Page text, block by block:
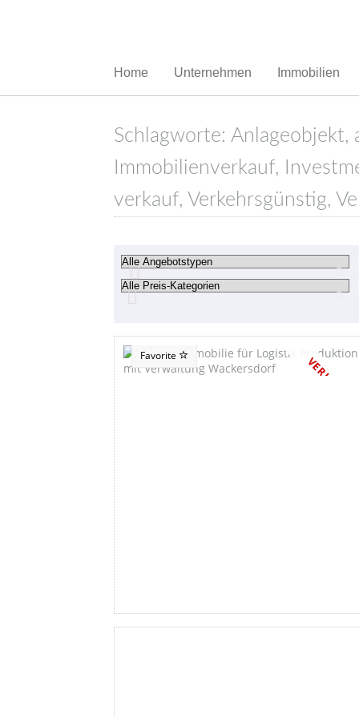
Home Unternehmen Immobilien
Schlagworte: Anlageobjekt,
Immobilienverkauf,
verkauf, Verkehrsgünstig,
VERKAUFT
Favorite
Favorite